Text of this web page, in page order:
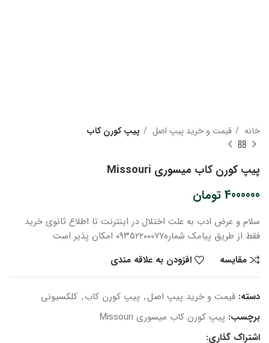
خانه قیمت و خرید پیپ اصل پیپ کورن کاب
پیپ کورن کاب میسوری Missouri
4000000 تومان
سلام و عرض ادب به علت اختلال در اینترنت تا اطلاع ثانوی خرید
فقط از طریق پیامک شماره۰۹۳۵۲۲۰۰۰۷۷ امکان پذیر است
مقایسه
افزودن به علاقه مندی
دسته: قیمت و خرید پیپ اصل, پیپ کورن کاب, کلکسیونی
برچسب: پیپ کورن کاب میسوری Missouri
اشتراک گذاری: